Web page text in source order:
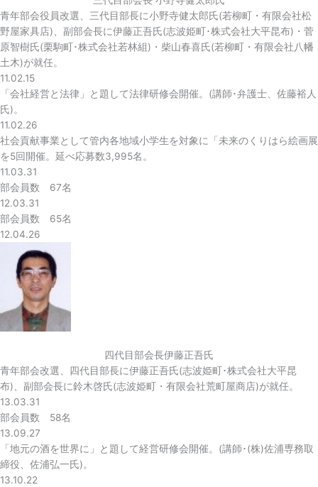
青年部会役員改選、三代目部長に小野寺健太郎氏(若柳町・有限会社松
野屋家具店)、副部会長に伊藤正吾氏(志波姫町･株式会社大平昆布)・菅
原智樹氏(栗駒町･株式会社若林組)・柴山春喜氏(若柳町・有限会社八幡
土木)が就任。
11.02.15
「会社経営と法律」と題して法律研修会開催。(講師･弁護士、佐藤裕人
氏)。
11.02.26
社会貢献事業として管内各地域小学生を対象に「未来のくりはら絵画展
を5回開催。延べ応募数3,995名。
11.03.31
部会員数 67名
12.03.31
部会員数 65名
12.04.26
四代目部会長伊藤正吾氏
青年部会改選、四代目部長に伊藤正吾氏(志波姫町･株式会社大平昆
布)、副部会長に鈴木啓氏(志波姫町・有限会社荒町屋商店)が就任。
13.03.31
部会員数 58名
13.09.27
「地元の酒を世界に」と題して経営研修会開催。(講師･(株)佐浦専務取
締役、佐浦弘一氏)。
13.10.22